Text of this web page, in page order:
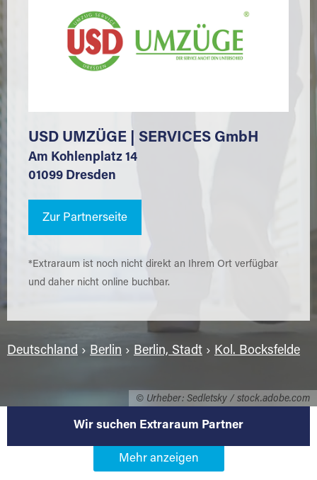
© Urheber: Sedletsky / stock.adobe.com
USD UMZÜGE | SERVICES GmbH
Am Kohlenplatz 14
01099 Dresden
Zur Partnerseite
*Extraraum ist noch nicht direkt an Ihrem Ort verfügbar
und daher nicht online buchbar.
Deutschland › Berlin › Berlin, Stadt › Kol. Bocksfelde
Wir suchen Extraraum Partner
Werden Sie Extraraum Partner in